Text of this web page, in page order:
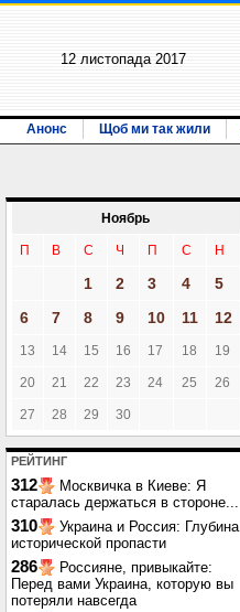
12 листопада 2017
Анонс Щоб ми так жили
Ноябрь
П В С Ч П С Н
1 2 3 4
5
6
7 8 9 10 11 12
13 14 15 16 17 18 19
20 21 22 23 24 25 26
27 28 29 30
РЕЙТИНГ
312
Москвичка в Киеве: Я
старалась держаться в стороне...
310
Украина и Россия: Глубина
исторической пропасти
286
Россияне, привыкайте:
Перед вами Украина, которую вы
потеряли навсегда